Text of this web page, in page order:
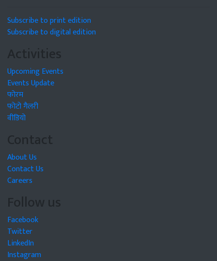
Subscribe to print edition
Subscribe to digital edition
Activities
Upcoming Events
Events Update
फोरम
फोटो गैलरी
वीडियो
Contact
About Us
Contact Us
Careers
Follow us
Facebook
Twitter
LinkedIn
Instagram